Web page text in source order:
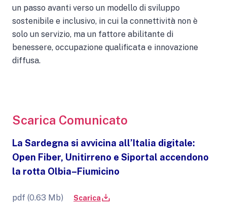
un passo avanti verso un modello di sviluppo
sostenibile e inclusivo, in cui la connettività non è
solo un servizio, ma un fattore abilitante di
benessere, occupazione qualificata e innovazione
diffusa.
Scarica Comunicato
La Sardegna si avvicina all’Italia digitale:
Open Fiber, Unitirreno e Siportal accendono
la rotta Olbia–Fiumicino
pdf (0.63 Mb) Scarica